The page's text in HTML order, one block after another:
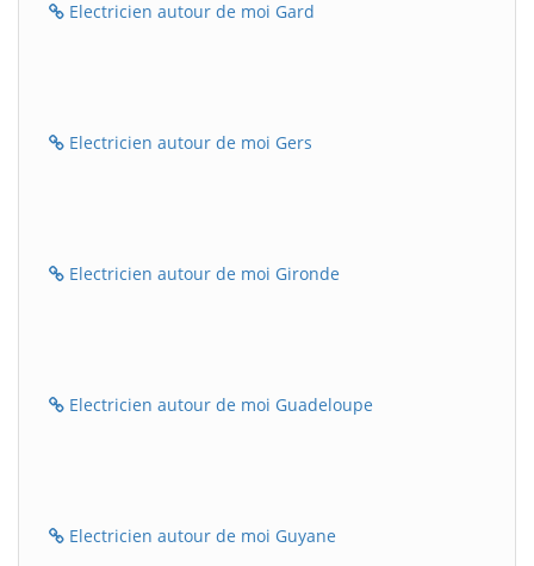
Electricien autour de moi Gard
Electricien autour de moi Gers
Electricien autour de moi Gironde
Electricien autour de moi Guadeloupe
Electricien autour de moi Guyane